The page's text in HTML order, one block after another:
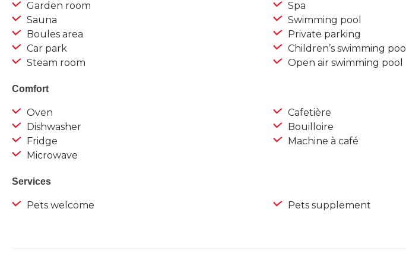
Garden room
Sauna
Boules area
Car park
Steam room
Spa
Swimming pool
Private parking
Children’s swimming pool
Open air swimming pool
Comfort
Oven
Dishwasher
Fridge
Microwave
Cafetière
Bouilloire
Machine à café
Services
Pets welcome Pets supplement